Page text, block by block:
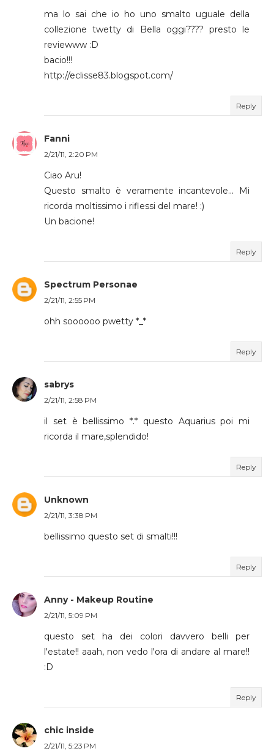
ma lo sai che io ho uno smalto uguale della
collezione twetty di Bella oggi???? presto le
reviewww :D
bacio!!!
http://eclisse83.blogspot.com/
Reply
Fanni
2/21/11, 2:20 PM
Ciao Aru!
Questo smalto è veramente incantevole... Mi
ricorda moltissimo i riflessi del mare! :)
Un bacione!
Reply
Spectrum Personae
2/21/11, 2:55 PM
ohh soooooo pwetty *_*
Reply
sabrys
2/21/11, 2:58 PM
il set è bellissimo *.* questo Aquarius poi mi
ricorda il mare,splendido!
Reply
Unknown
2/21/11, 3:38 PM
bellissimo questo set di smalti!!!
Reply
Anny - Makeup Routine
2/21/11, 5:09 PM
questo set ha dei colori davvero belli per
l'estate!! aaah, non vedo l'ora di andare al mare!!
:D
Reply
chic inside
2/21/11, 5:23 PM